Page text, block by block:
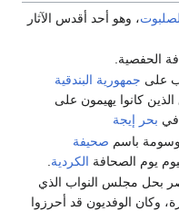
، وهو أحد أقدس الآثار
الحفصية.
على جمهورية البندقية
كانوا يهيمون على
في بحر إيجة
باسم صحيفة
يوم الصحافة الكردية
بحل مجلس النواب الذي
وكان الوفديون قد أحرزوا